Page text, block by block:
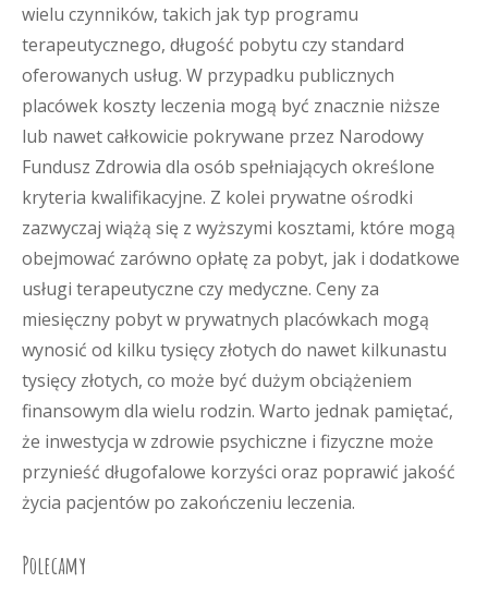
wielu czynników, takich jak typ programu
terapeutycznego, długość pobytu czy standard
oferowanych usług. W przypadku publicznych
placówek koszty leczenia mogą być znacznie niższe
lub nawet całkowicie pokrywane przez Narodowy
Fundusz Zdrowia dla osób spełniających określone
kryteria kwalifikacyjne. Z kolei prywatne ośrodki
zazwyczaj wiążą się z wyższymi kosztami, które mogą
obejmować zarówno opłatę za pobyt, jak i dodatkowe
usługi terapeutyczne czy medyczne. Ceny za
miesięczny pobyt w prywatnych placówkach mogą
wynosić od kilku tysięcy złotych do nawet kilkunastu
tysięcy złotych, co może być dużym obciążeniem
finansowym dla wielu rodzin. Warto jednak pamiętać,
że inwestycja w zdrowie psychiczne i fizyczne może
przynieść długofalowe korzyści oraz poprawić jakość
życia pacjentów po zakończeniu leczenia.
Polecamy